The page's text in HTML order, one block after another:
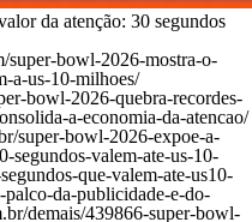
da atenção: 30 segundos
bowl-2026-mostra-o-
a-us-10-milhoes/
bowl-2026-quebra-recordes-
a-economia-da-atencao/
super-bowl-2026-expoe-a-
segundos-valem-ate-us-10-
que-valem-ate-us10-
da-publicidade-e-do-
demais/439866-super-bowl-